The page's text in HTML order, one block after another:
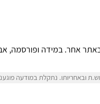
אחר. במידה ופורסמה,
ובאחריותו. נתקלת במודעה